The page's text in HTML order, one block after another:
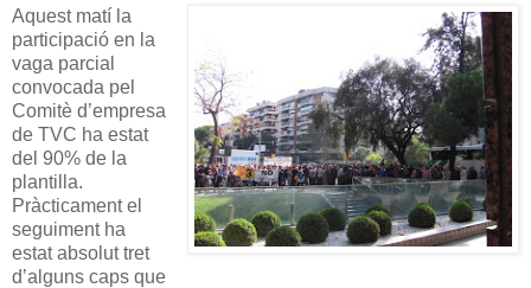
Aquest matí la
participació en la
vaga parcial
convocada pel
Comitè d’empresa
de TVC ha estat
del 90% de la
plantilla.
Pràcticament el
seguiment ha
estat absolut tret
d’alguns caps que